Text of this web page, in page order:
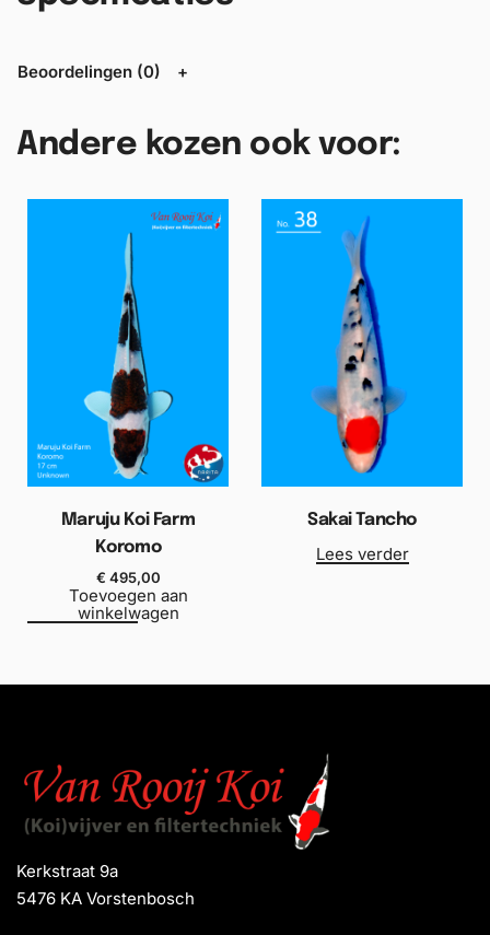
Beoordelingen (0)
Andere kozen ook voor:
Maruju Koi Farm
Koromo
€ 495,00
Toevoegen aan
winkelwagen
Sakai Tancho
Lees verder
Kerkstraat 9a
5476 KA Vorstenbosch